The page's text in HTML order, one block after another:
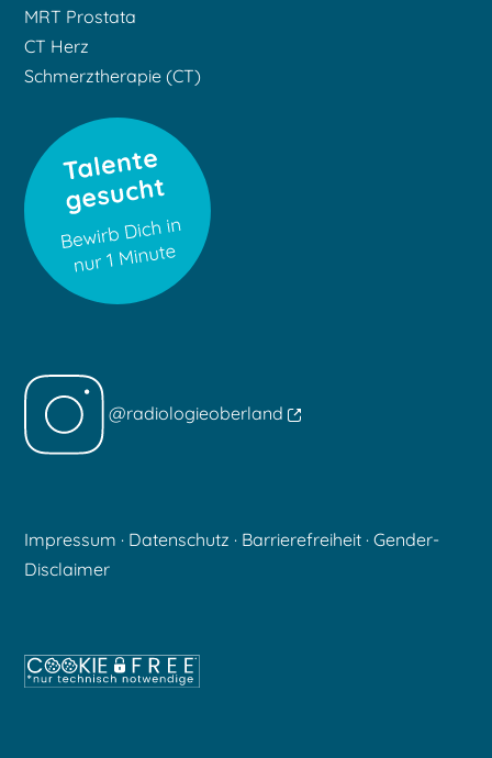
MRT Prostata
CT Herz
Schmerztherapie (CT)
@radiologieoberland
Impressum · Datenschutz · Barrierefreiheit ·Gender-
Disclaimer